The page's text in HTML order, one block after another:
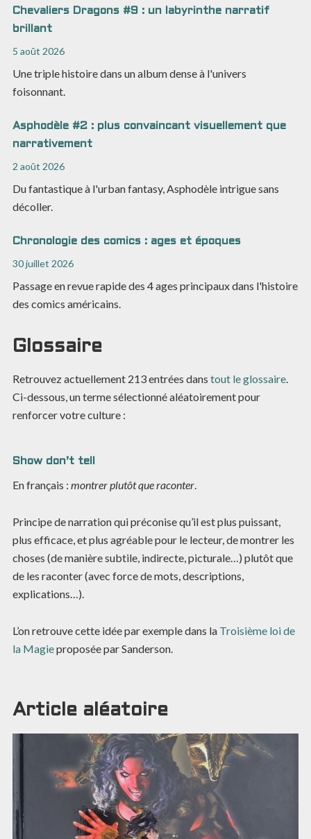
Chevaliers Dragons #9 : un labyrinthe narratif
brillant
5 août 2026
Une triple histoire dans un album dense à l'univers
foisonnant.
Asphodèle #2 : plus convaincant visuellement que
narrativement
2 août 2026
Du fantastique à l'urban fantasy, Asphodèle intrigue sans
décoller.
Chronologie des comics : ages et époques
30 juillet 2026
Passage en revue rapide des 4 ages principaux dans l'histoire
des comics américains.
Glossaire
Retrouvez actuellement 213entrées dans tout le glossaire.
Ci-dessous, un terme sélectionné aléatoirement pour
renforcer votre culture :
Show don’t tell
En français : montrer plutôt que raconter.
Principe de narration qui préconise qu’il est plus puissant,
plus efficace, et plus agréable pour le lecteur, de montrer les
choses (de manière subtile, indirecte, picturale…) plutôt que
de les raconter (avec force de mots, descriptions,
explications…).
L’on retrouve cette idée par exemple dans la Troisième loi de
la Magieproposée par Sanderson.
Article aléatoire